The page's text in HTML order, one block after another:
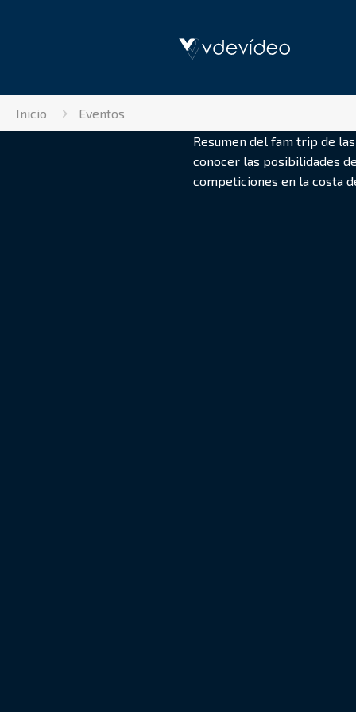
Inicio
Eventos
Resumen del fam trip de
conocer las posibilidades
competiciones en la costa